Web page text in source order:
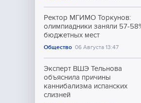
Ректор МГИМО Торкунов:
олимпиадники заняли 57-
бюджетных мест
Общество 06 Августа 13:47
Эксперт ВШЭ Тельнова
объяснила причины
каннибализма испанских
слизней